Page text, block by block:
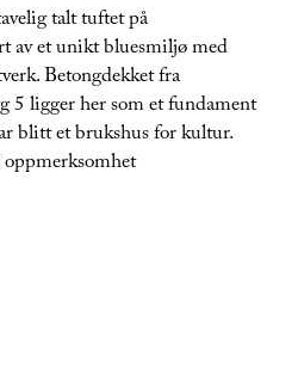
talt tuftet på
av et unikt bluesmiljø med
Betongdekket fra
5 ligger her som et fundament
blitt et brukshus for kultur.